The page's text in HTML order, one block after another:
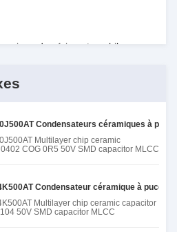
de série automobile,
Condensateurs céramiques à
Multilayer chip ceramic
capacitors CCTC 0402 COG 0R5 50V SMD capacitor MLCC
Condensateur céramique à puce
Multilayer chip ceramic capacitor
50V SMD capacitor MLCC